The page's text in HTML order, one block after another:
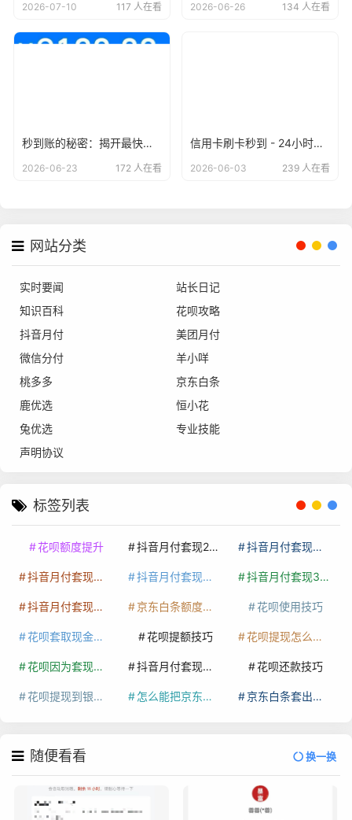
2026-07-10 117 人在看 2026-06-26 134 人在看
秒到账的秘密：揭开最快到账信用卡商户的神秘面纱
2026-06-23 172 人在看
信用卡刷卡秒到 - 24小时无忧服务，安全便捷的支付新体验
2026-06-03 239 人在看
网站分类
实时要闻
站长日记
知识百科
花呗攻略
抖音月付
美团月付
微信分付
羊小咩
桃多多
京东白条
鹿优选
恒小花
兔优选
专业技能
声明协议
标签列表
花呗额度提升 抖音月付套现24小时接单 抖音月付套现怎么套
抖音月付套现多少手续费 抖音月付套现商家有哪些 抖音月付套现30秒技巧
抖音月付套现最新方法 京东白条额度提升 花呗使用技巧
花呗套取现金最佳方法 花呗提额技巧 花呗提现怎么操作
花呗因为套现被限额了这种情况要多久才会好 抖音月付套现秒回100起 花呗还款技巧
花呗提现到银行卡 怎么能把京东白条额度钱套出来 京东白条套出来手续费多少
随便看看 换一换